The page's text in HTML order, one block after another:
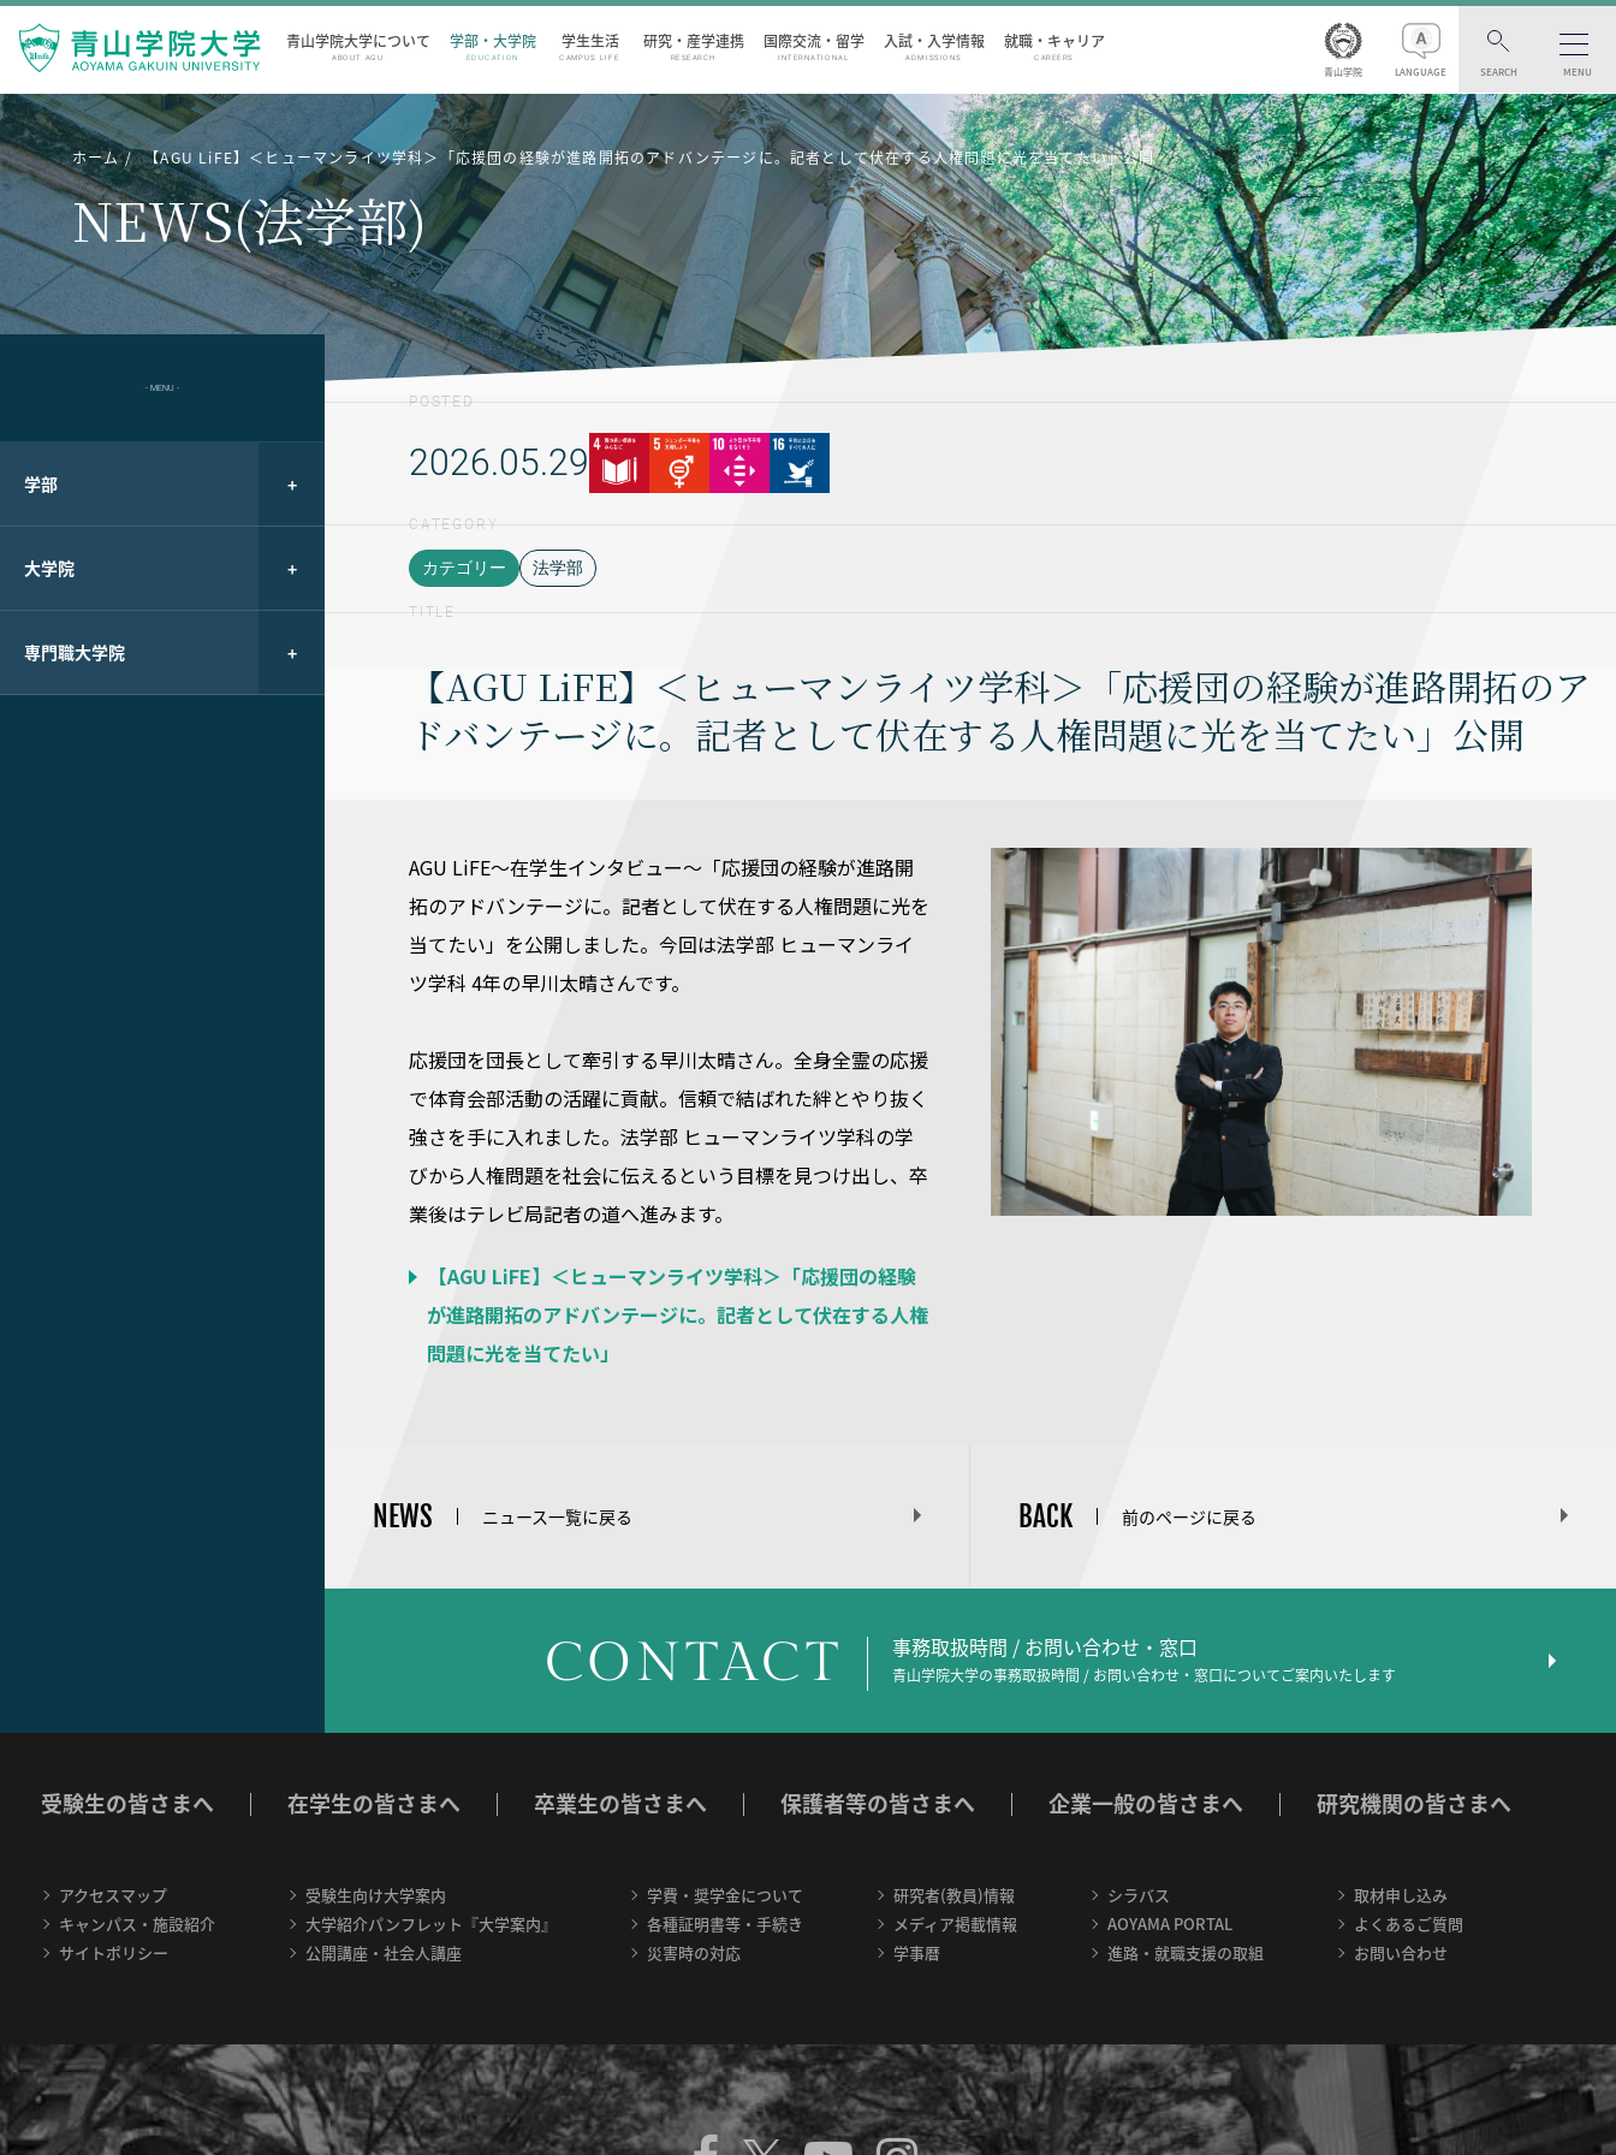
青山学院大学について
ABOUT AGU
学部・大学院
EDUCATION
学生生活
CAMPUS LIFE
研究・産学連携
RESEARCH
国際交流・留学
INTERNATIONAL
入試・入学情報
ADMISSIONS
就職・キャリア
CAREERS
青山学院 LANGUAGE SEARCH MENU
ホーム 【AGU LiFE】＜ヒューマンライツ学科＞「応援団の経験が進路開拓のアドバンテージに。記者として伏在する人権問題に光を当てたい」公開
NEWS(法学部)
- MENU -
学部
大学院
専門職大学院
POSTED
2026.05.29
CATEGORY
カテゴリー 法学部
TITLE
【AGU LiFE】＜ヒューマンライツ学科＞「応援団の経験が進路開拓のア
ドバンテージに。記者として伏在する人権問題に光を当てたい」公開
AGU LiFE～在学生インタビュー～「応援団の経験が進路開
拓のアドバンテージに。記者として伏在する人権問題に光を
当てたい」を公開しました。今回は法学部 ヒューマンライ
ツ学科 4年の早川太晴さんです。
応援団を団長として牽引する早川太晴さん。全身全霊の応援
で体育会部活動の活躍に貢献。信頼で結ばれた絆とやり抜く
強さを手に入れました。法学部 ヒューマンライツ学科の学
びから人権問題を社会に伝えるという目標を見つけ出し、卒
業後はテレビ局記者の道へ進みます。
【AGU LiFE】＜ヒューマンライツ学科＞「応援団の経験
が進路開拓のアドバンテージに。記者として伏在する人権
問題に光を当てたい」
NEWS ニュース一覧に戻る BACK 前のページに戻る
CONTACT 事務取扱時間 / お問い合わせ・窓口
青山学院大学の事務取扱時間 / お問い合わせ・窓口についてご案内いたします
受験生の皆さまへ 在学生の皆さまへ 卒業生の皆さまへ 保護者等の皆さまへ 企業一般の皆さまへ 研究機関の皆さまへ
アクセスマップ
キャンパス・施設紹介
サイトポリシー
受験生向け大学案内
大学紹介パンフレット『大学案内』
公開講座・社会人講座
学費・奨学金について
各種証明書等・手続き
災害時の対応
研究者(教員)情報
メディア掲載情報
学事暦
シラバス
AOYAMA PORTAL
進路・就職支援の取組
取材申し込み
よくあるご質問
お問い合わせ